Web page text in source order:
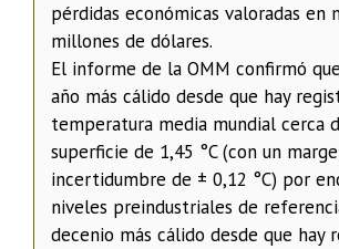
pérdidas económicas valoradas en
millones de dólares.
El informe de la OMM confirmó
año más cálido desde que hay
temperatura media mundial cerca
superficie de 1,45 °C (con un
incertidumbre de ± 0,12 °C) por
niveles preindustriales de
decenio más cálido desde que hay